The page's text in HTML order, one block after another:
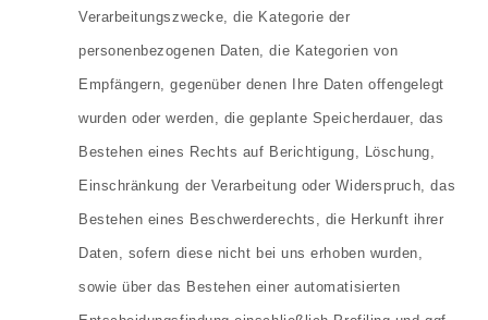
Verarbeitungszwecke, die Kategorie der
personenbezogenen Daten, die Kategorien von
Empfängern, gegenüber denen Ihre Daten offengelegt
wurden oder werden, die geplante Speicherdauer, das
Bestehen eines Rechts auf Berichtigung, Löschung,
Einschränkung der Verarbeitung oder Widerspruch, das
Bestehen eines Beschwerderechts, die Herkunft ihrer
Daten, sofern diese nicht bei uns erhoben wurden,
sowie über das Bestehen einer automatisierten